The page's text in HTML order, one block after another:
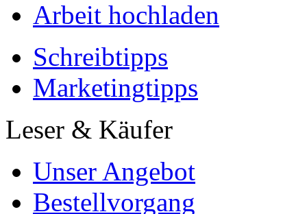
Arbeit hochladen
Schreibtipps
Marketingtipps
Leser & Käufer
Unser Angebot
Bestellvorgang